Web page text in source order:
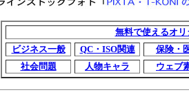
無料で使えるオ
ビジネス一般
QC・ISO関連
保険・
社会問題
人物キャラ ウェブ